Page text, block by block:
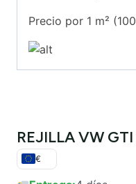
Precio por 1 m²
REJILLA VW
€